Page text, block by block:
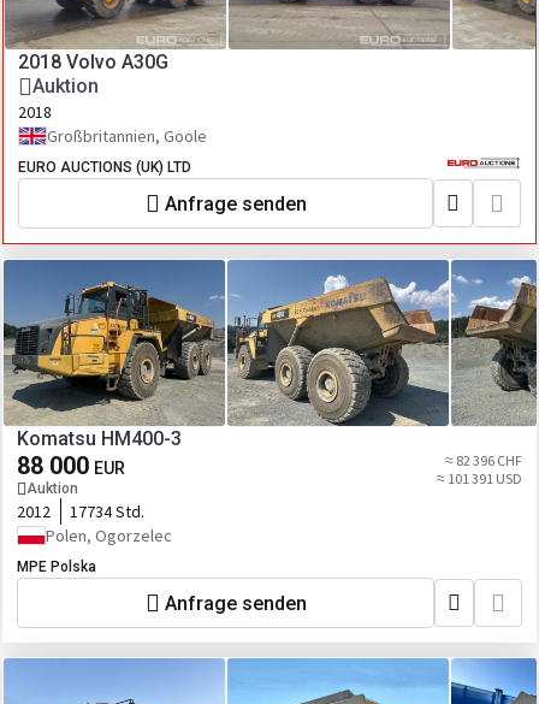
2018 Volvo A30G
Auktion
2018
Großbritannien, Goole
EURO AUCTIONS (UK) LTD
Anfrage senden
Komatsu HM400-3
88 000 EUR
Auktion
≈ 82 396 CHF
≈ 101 391 USD
2012
17734 Std.
Polen, Ogorzelec
MPE Polska
Anfrage senden